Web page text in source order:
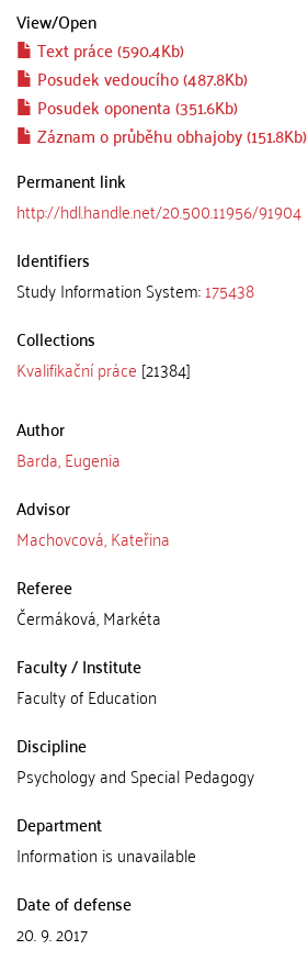
View/Open
Text práce (590.4Kb)
Posudek vedoucího (487.8Kb)
Posudek oponenta (351.6Kb)
Záznam o průběhu obhajoby (151.8Kb)
Permanent link
http://hdl.handle.net/20.500.11956/91904
Identifiers
Study Information System:175438
Collections
Kvalifikační práce [21384]
Author
Barda, Eugenia
Advisor
Machovcová, Kateřina
Referee
Čermáková, Markéta
Faculty / Institute
Faculty of Education
Discipline
Psychology and Special Pedagogy
Department
Information is unavailable
Date of defense
20. 9. 2017